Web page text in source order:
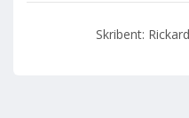
Skribent: